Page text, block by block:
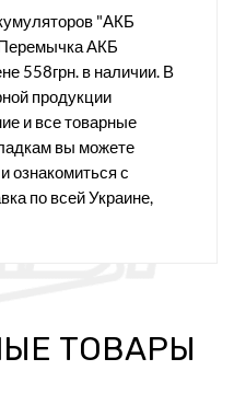
"АКБ
АКБ
558грн. в наличии. В
продукции
и все товарные
вы можете
ознакомиться с
по всей Украине,
ТОВАРЫ